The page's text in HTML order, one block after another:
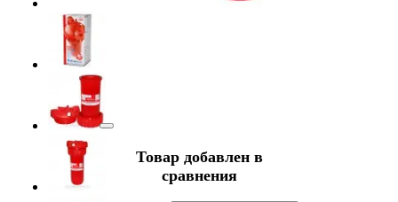
Товар добавлен в
сравнения